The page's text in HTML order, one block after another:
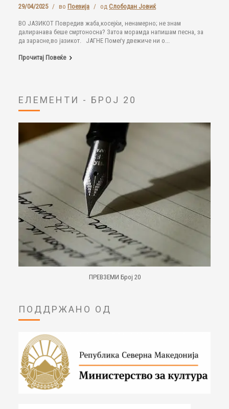
29/04/2025 / во Поезија / од Слободан Јовиќ
ВО ЈАЗИКОТ Повредив жаба,косејќи, ненамерно; не знам
далиранава беше смртоносна? Затоа морамда напишам песна, за
да зарасне,во јазикот. ЈАГНЕ Помеѓу двежиче ни о...
Прочитај Повеќе
ЕЛЕМЕНТИ - БРОЈ 20
ПРЕВЗЕМИ Број 20
ПОДДРЖАНО ОД